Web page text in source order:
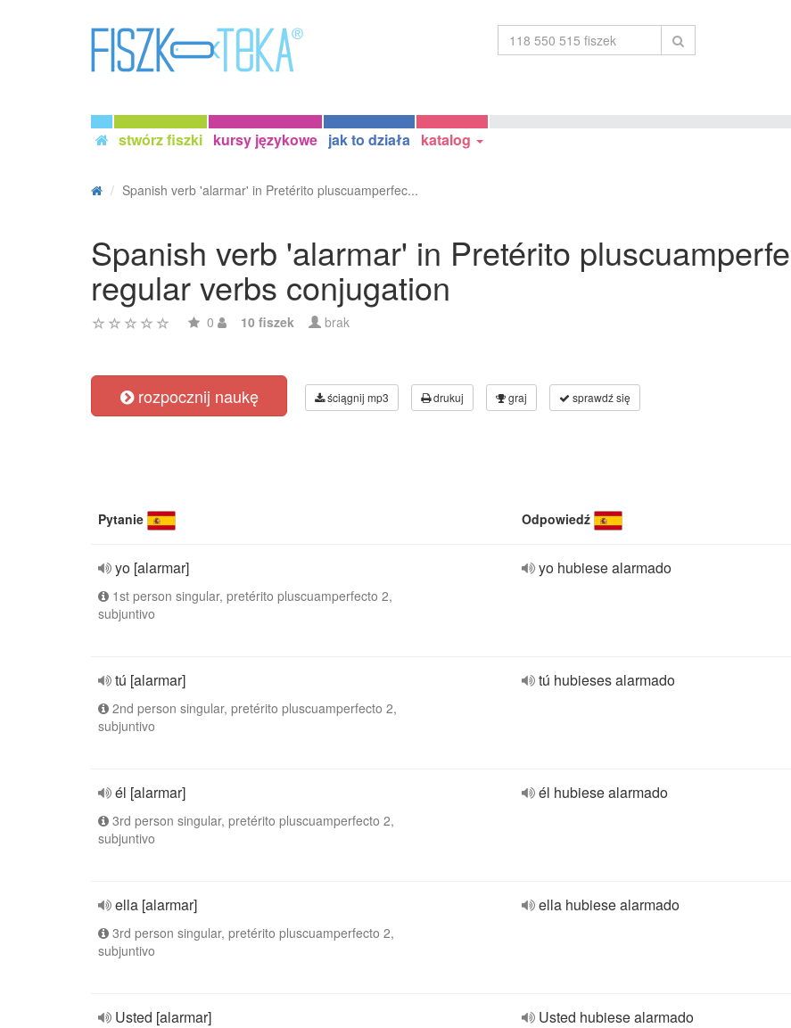
stwórz fiszki kursy językowe jak to działa katalog
Spanish verb 'alarmar' in Pretérito pluscuamperfec...
Spanish verb 'alarmar' in Pretérito
regular verbs conjugation
0 10 fiszek brak
rozpocznij naukę ściągnij mp3 drukuj graj sprawdź się
Pytanie Odpowiedź
yo [alarmar]
1st person singular, pretérito pluscuamperfecto 2,
subjuntivo
yo hubiese alarmado
tú [alarmar]
2nd person singular, pretérito pluscuamperfecto 2,
subjuntivo
tú hubieses alarmado
él [alarmar]
3rd person singular, pretérito pluscuamperfecto 2,
subjuntivo
él hubiese alarmado
ella [alarmar]
3rd person singular, pretérito pluscuamperfecto 2,
subjuntivo
ella hubiese alarmado
Usted [alarmar] Usted hubiese alarmado